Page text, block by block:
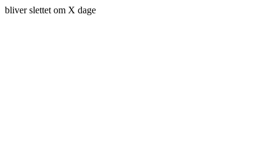
bliver slettet om X dage